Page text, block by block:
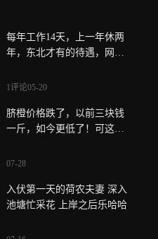
每年工作14天，上一年休两
年，东北才有的待遇，网友
1评论05-20
脐橙价格跌了，以前三块钱
一斤，如今更低了！可这里
一句让人破防的话
07-28
入伏第一天的荷农夫妻 深入
池塘忙采花 上岸之后乐哈哈